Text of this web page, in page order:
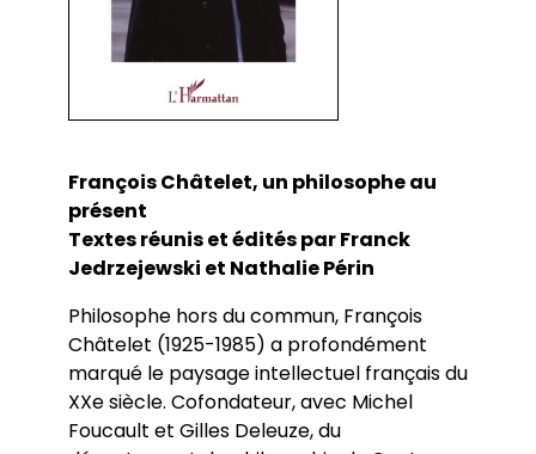
François Châtelet, un philosophe au
présent
Textes réunis et édités par Franck
Jedrzejewski et Nathalie Périn
Philosophe hors du commun, François
Châtelet (1925-1985) a profondément
marqué le paysage intellectuel français du
XXe siècle. Cofondateur, avec Michel
Foucault et Gilles Deleuze, du